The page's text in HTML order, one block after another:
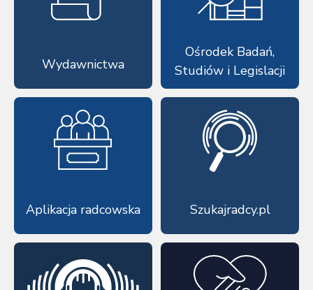
Wydawnictwa
Ośrodek Badań,
Studiów i Legislacji
Aplikacja radcowska Szukajradcy.pl